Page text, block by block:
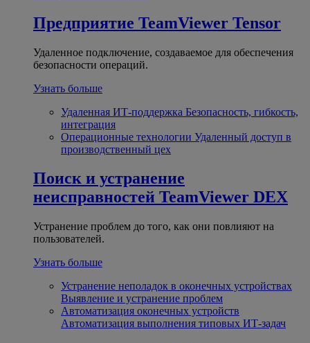
Предприятие TeamViewer Tensor
Удаленное подключение, создаваемое для обеспечения
безопасности операций.
Узнать больше
Удаленная ИТ-поддержка Безопасность, гибкость,
интеграция
Операционные технологии Удаленный доступ в
производственный цех
Поиск и устранение
неисправностей TeamViewer DEX
Устранение проблем до того, как они повлияют на
пользователей.
Узнать больше
Устранение неполадок в оконечных устройствах
Выявление и устранение проблем
Автоматизация оконечных устройств
Автоматизация выполнения типовых ИТ-задач